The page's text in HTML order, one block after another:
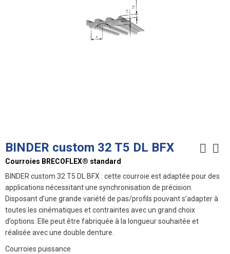
BINDER custom 32 T5 DL BFX
Courroies BRECOFLEX® standard
BINDER custom 32 T5 DL BFX : cette courroie est adaptée pour des
applications nécessitant une synchronisation de précision.
Disposant d’une grande variété de pas/profils pouvant s’adapter à
toutes les cinématiques et contraintes avec un grand choix
d’options. Elle peut être fabriquée à la longueur souhaitée et
réalisée avec une double denture.
Courroies puissance